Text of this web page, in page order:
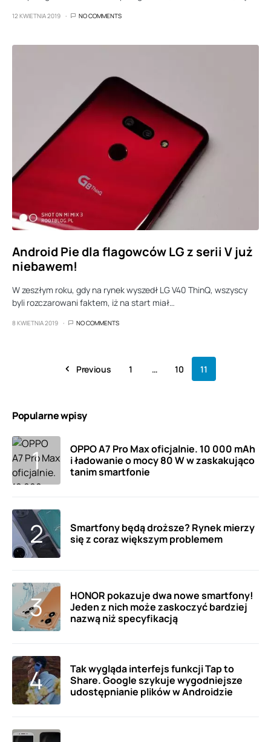
12 KWIETNIA 2019 NO COMMENTS
Android Pie dla flagowców LG z serii V już
niebawem!
W zeszłym roku, gdy na rynek wyszedł LG V40 ThinQ, wszyscy
byli rozczarowani faktem, iż na start miał…
8 KWIETNIA 2019 NO COMMENTS
Previous 1 … 10 11
Popularne wpisy
OPPO A7 Pro Max oficjalnie. 10 000 mAh
i ładowanie o mocy 80 W w zaskakująco
tanim smartfonie
Smartfony będą droższe? Rynek mierzy
się z coraz większym problemem
HONOR pokazuje dwa nowe smartfony!
Jeden z nich może zaskoczyć bardziej
nazwą niż specyfikacją
Tak wygląda interfejs funkcji Tap to
Share. Google szykuje wygodniejsze
udostępnianie plików w Androidzie